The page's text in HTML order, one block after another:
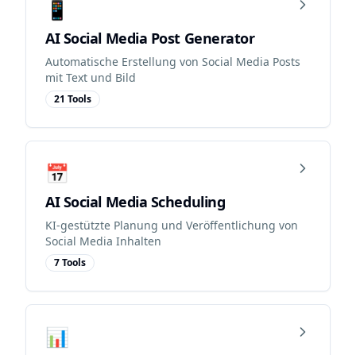
📱
AI Social Media Post Generator
Automatische Erstellung von Social Media Posts
mit Text und Bild
21 Tools
📅
AI Social Media Scheduling
KI-gestützte Planung und Veröffentlichung von
Social Media Inhalten
7Tools
📊